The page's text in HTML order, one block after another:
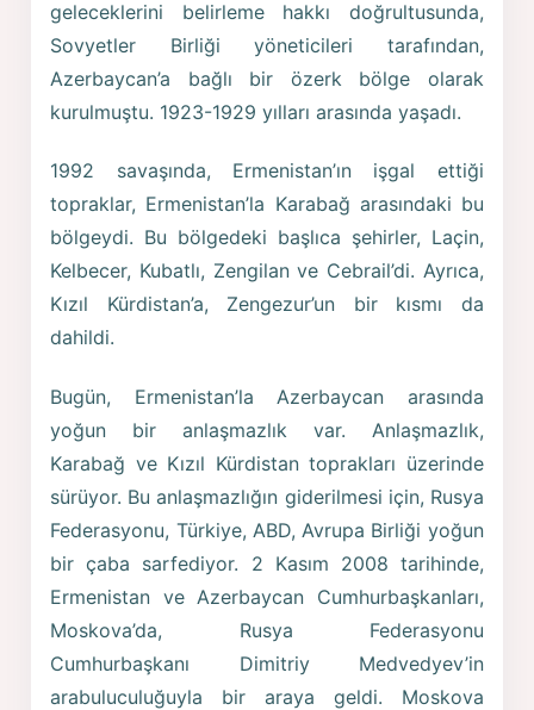
geleceklerini belirleme hakkı doğrultusunda,
Sovyetler Birliği yöneticileri tarafından,
Azerbaycan’a bağlı bir özerk bölge olarak
kurulmuştu. 1923-1929 yılları arasında yaşadı.
1992 savaşında, Ermenistan’ın işgal ettiği
topraklar, Ermenistan’la Karabağ arasındaki bu
bölgeydi. Bu bölgedeki başlıca şehirler, Laçin,
Kelbecer, Kubatlı, Zengilan ve Cebrail’di. Ayrıca,
Kızıl Kürdistan’a, Zengezur’un bir kısmı da
dahildi.
Bugün, Ermenistan’la Azerbaycan arasında
yoğun bir anlaşmazlık var. Anlaşmazlık,
Karabağ ve Kızıl Kürdistan toprakları üzerinde
sürüyor. Bu anlaşmazlığın giderilmesi için, Rusya
Federasyonu, Türkiye, ABD, Avrupa Birliği yoğun
bir çaba sarfediyor. 2 Kasım 2008 tarihinde,
Ermenistan ve Azerbaycan Cumhurbaşkanları,
Moskova’da, Rusya Federasyonu
Cumhurbaşkanı Dimitriy Medvedyev’in
arabuluculuğuyla bir araya geldi. Moskova